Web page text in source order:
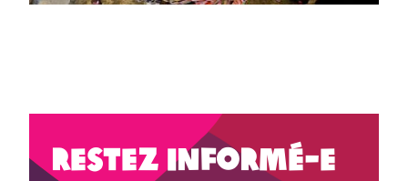
Restez informé-e